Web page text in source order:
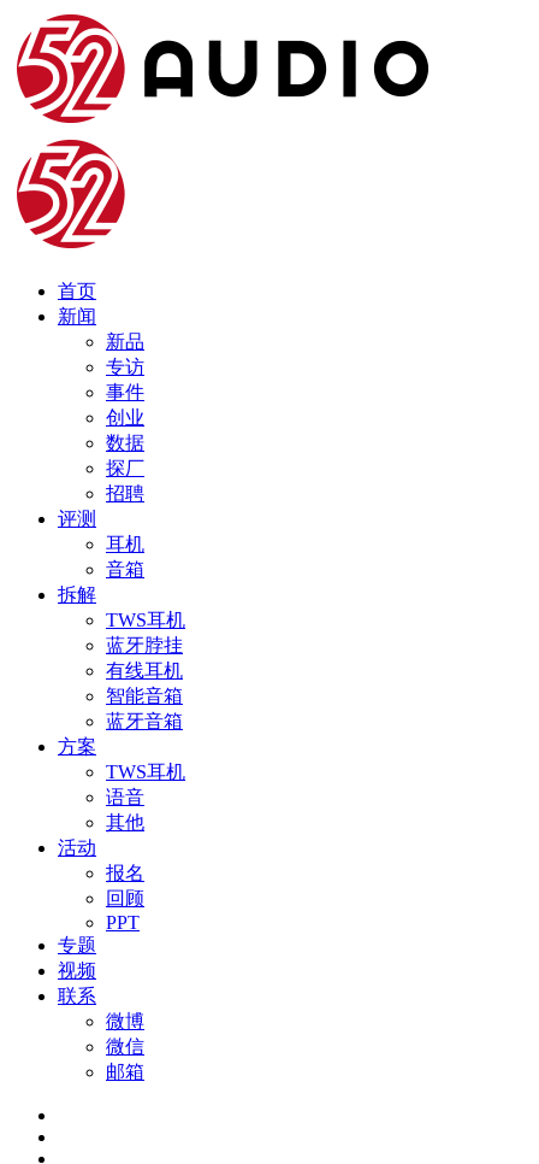
首页
新闻
新品
专访
事件
创业
数据
探厂
招聘
评测
耳机
音箱
拆解
TWS耳机
蓝牙脖挂
有线耳机
智能音箱
蓝牙音箱
方案
TWS耳机
语音
其他
活动
报名
回顾
PPT
专题
视频
联系
微博
微信
邮箱